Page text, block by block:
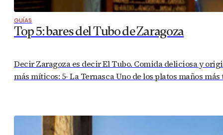
GUÍAS
Top 5: bares del Tubo de Zaragoza
Decir Zaragoza es decir El Tubo. Comida deliciosa y
más míticos: 5- La Ternasca Uno de los platos maños